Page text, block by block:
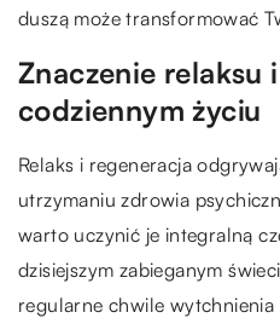
duszą może transformować
Znaczenie relaksu
codziennym życiu
Relaks i regeneracja
utrzymaniu zdrowia
warto uczynić je integralną
dzisiejszym zabieganym
regularne chwile wytchnienia